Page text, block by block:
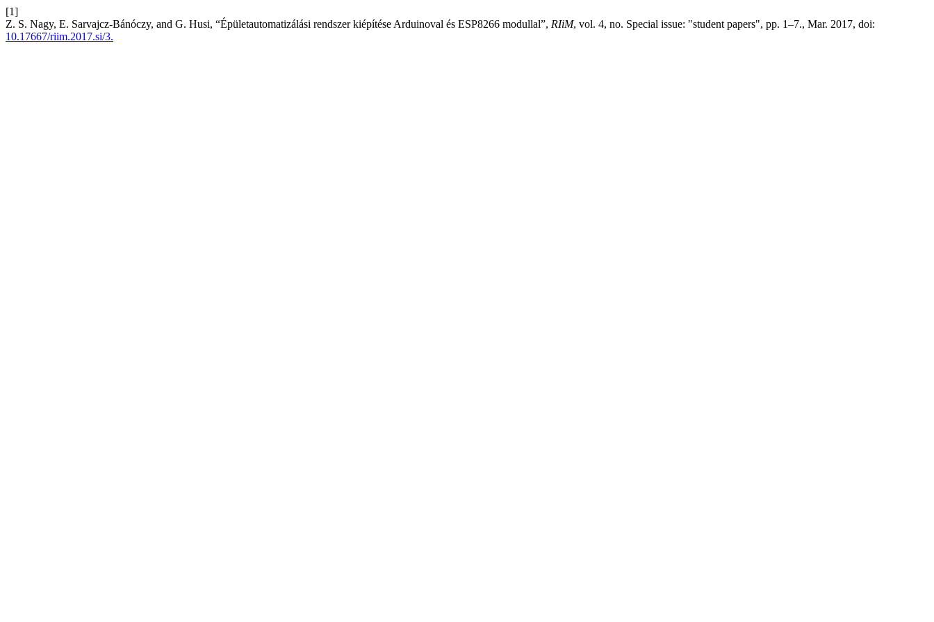
[1]
Z. S. Nagy, E. Sarvajcz-Bánóczy, and G. Husi, “Épületautomatizálási rendszer kiépítése Arduinoval és ESP8266 modullal”, RIiM, vol. 4, no. Special issue: "student papers", pp. 1–7., Mar. 2017, doi:
10.17667/riim.2017.si/3.